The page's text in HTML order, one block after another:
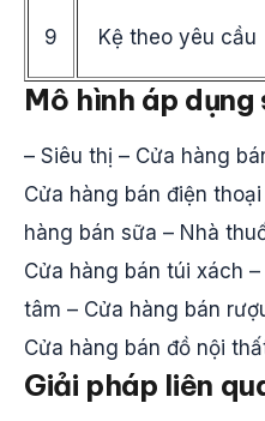
9 Kệ theo yêu cầu
Mô hình áp dụng
– Siêu thị – Cửa hàng
Cửa hàng bán điện
hàng bán sữa – Nhà
Cửa hàng bán túi xách
tâm – Cửa hàng bán
Cửa hàng bán đồ nội
Giải pháp liên